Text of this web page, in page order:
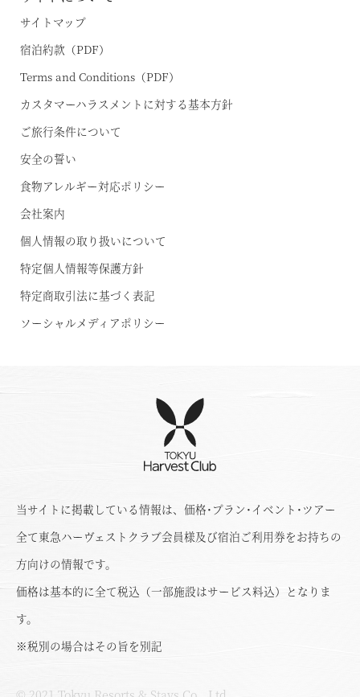
サイトマップ
宿泊約款（PDF）
Terms and Conditions（PDF）
カスタマーハラスメントに対する基本方針
ご旅行条件について
安全の誓い
食物アレルギー対応ポリシー
会社案内
個人情報の取り扱いについて
特定個人情報等保護方針
特定商取引法に基づく表記
ソーシャルメディアポリシー
当サイトに掲載している情報は、価格･プラン･イベント･ツアー
全て東急ハーヴェストクラブ会員様及び宿泊ご利用券をお持ちの
方向けの情報です。
価格は基本的に全て税込（一部施設はサービス料込）となりま
す。
※税別の場合はその旨を別記